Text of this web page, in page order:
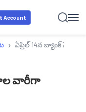
Account
› ఏప్రిల్ 14న బ్యాంక్
వారీగా